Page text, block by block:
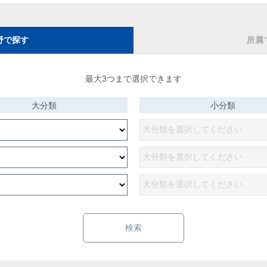
で探す 所属
最大3つまで選択できます
大分類 小分類
検索